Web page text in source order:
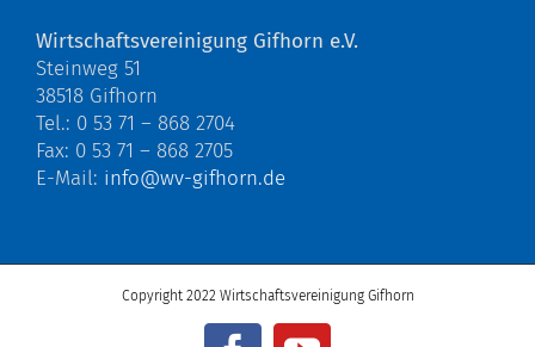
Wirtschaftsvereinigung Gifhorn e.V.
Steinweg 51
38518 Gifhorn
Tel.: 0 53 71 – 868 2704
Fax: 0 53 71 – 868 2705
E-Mail: info@wv-gifhorn.de
Copyright 2022 Wirtschaftsvereinigung Gifhorn